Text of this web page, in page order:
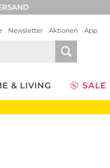
Newsletter Aktionen App
& LIVING SALE